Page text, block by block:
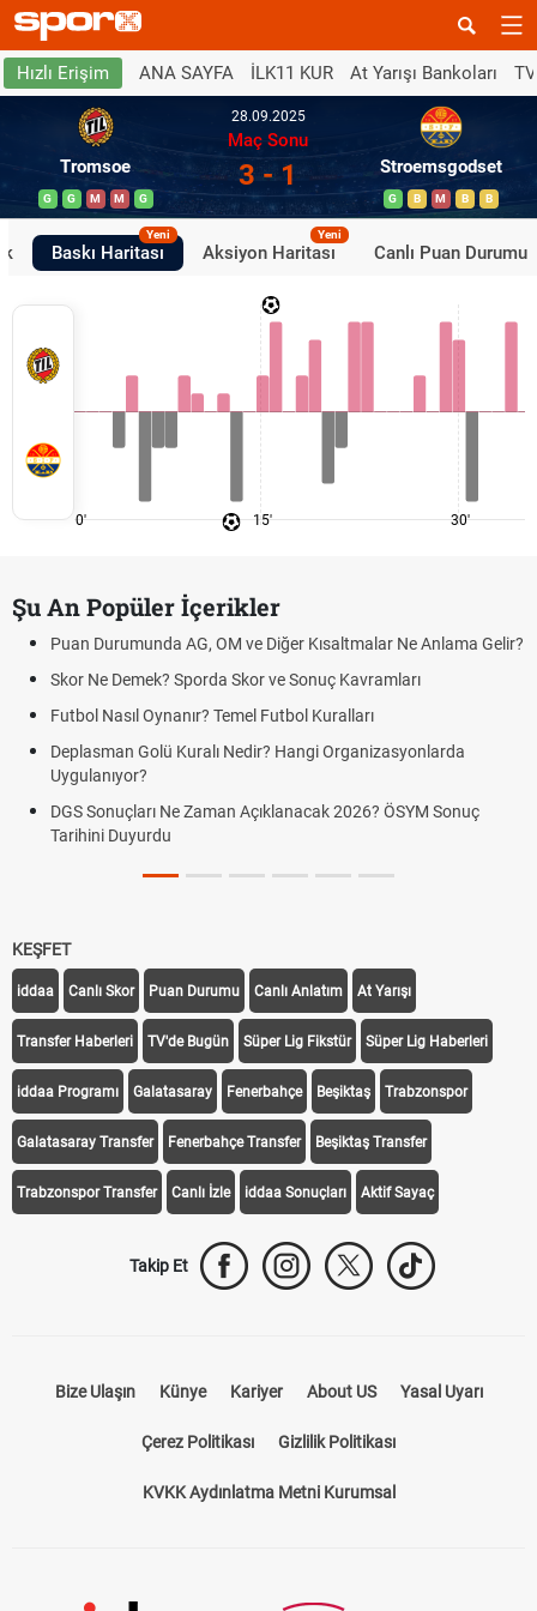
Hızlı Erişim ANA SAYFA İLK11 KUR At Yarışı Bankoları
Tromsoe
G G M M G
28.09.2025
Maç Sonu
3 - 1 Stroemsgodset
G B M B B
Baskı Haritası
Yeni
Aksiyon Haritası
Yeni
Canlı Puan Durumu
0' 15' 30'
Şu An Popüler İçerikler
Puan Durumunda AG, OM ve Diğer Kısaltmalar Ne Anlama Gelir?
Skor Ne Demek? Sporda Skor ve Sonuç Kavramları
Futbol Nasıl Oynanır? Temel Futbol Kuralları
Deplasman Golü Kuralı Nedir? Hangi Organizasyonlarda
Uygulanıyor?
DGS Sonuçları Ne Zaman Açıklanacak 2026? ÖSYM Sonuç
Tarihini Duyurdu
KEŞFET
iddaa Canlı Skor Puan Durumu Canlı Anlatım At Yarışı
Transfer Haberleri TV'de Bugün Süper Lig Fikstür Süper Lig Haberleri
iddaa Programı Galatasaray Fenerbahçe Beşiktaş Trabzonspor
Galatasaray Transfer Fenerbahçe Transfer Beşiktaş Transfer
Trabzonspor Transfer Canlı İzle iddaa Sonuçları Aktif Sayaç
Takip Et
Bize Ulaşın Künye Kariyer About US Yasal Uyarı
Çerez Politikası Gizlilik Politikası
KVKK Aydınlatma Metni Kurumsal